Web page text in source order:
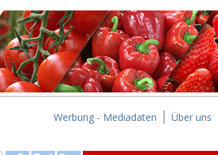
Werbung - Mediadaten Über uns